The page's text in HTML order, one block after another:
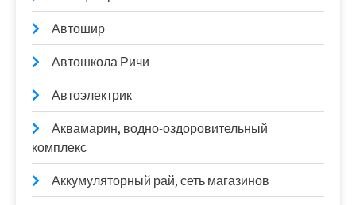
Автошир
Автошкола Ричи
Автоэлектрик
Аквамарин, водно-оздоровительный
комплекс
Аккумуляторный рай, сеть магазинов